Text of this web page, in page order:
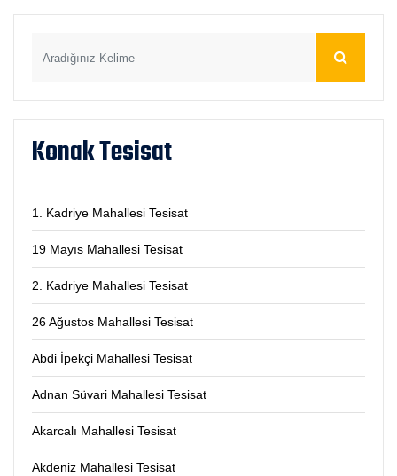
Konak Tesisat
1. Kadriye Mahallesi Tesisat
19 Mayıs Mahallesi Tesisat
2. Kadriye Mahallesi Tesisat
26 Ağustos Mahallesi Tesisat
Abdi İpekçi Mahallesi Tesisat
Adnan Süvari Mahallesi Tesisat
Akarcalı Mahallesi Tesisat
Akdeniz Mahallesi Tesisat